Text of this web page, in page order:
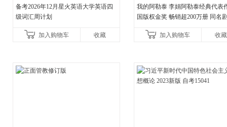
备考2026年12月星火英语大学英语四
级词汇周计划
加入购物车 收藏
我的阿勒泰 李娟阿勒泰经典代表
国版权金奖 畅销超200万册 同名
加入购物车
收藏